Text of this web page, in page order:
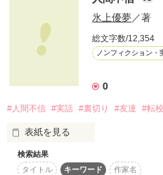
作品を
呼ばれる本来の自分の名前とは
私は自分の名前だと認識している
そして男は私に向って切なげな
そんな夢を連日見続けているが
ある日いつもと違う夢を見るこ
目が覚めると非日常の景色が広が
異世界での生活が今始まる
氷上優夢／著
総文字数/12,354
ノンフィクション・
0
#人間不信 #実話 #裏切り #友達 #転校
表紙を見る
私は誰を信じたらいいの？
検索結果
タイトル
キーワード 作家名